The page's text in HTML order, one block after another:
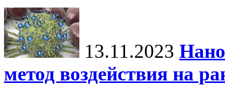
13.11.2023
метод воздействия на